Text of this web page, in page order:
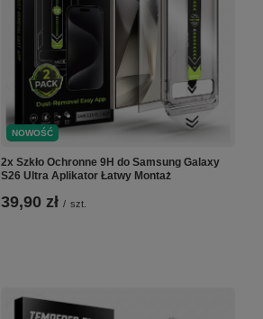
NOWOŚĆ
2x Szkło Ochronne 9H do Samsung Galaxy
S26 Ultra Aplikator Łatwy Montaż
39,90 zł / szt.